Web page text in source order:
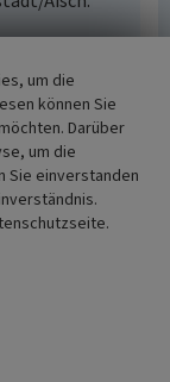
um die
können Sie
Darüber
um die
Sie einverstanden